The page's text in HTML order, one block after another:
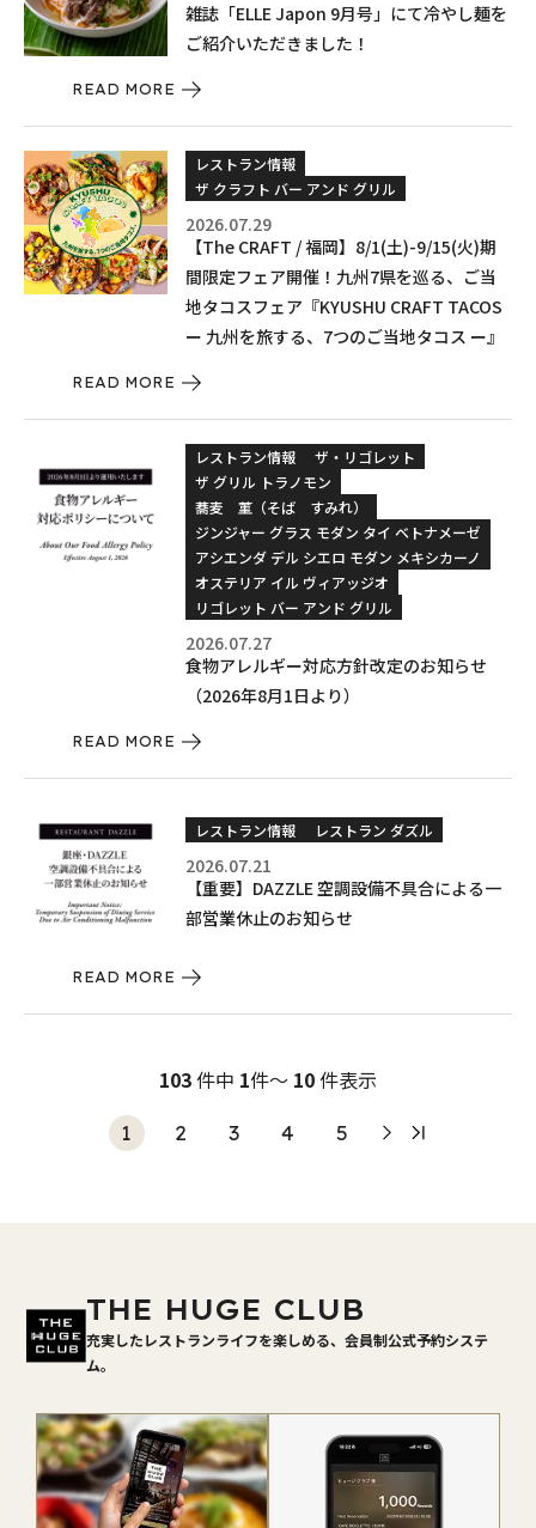
雑誌「ELLE Japon 9月号」にて冷やし麺を
ご紹介いただきました！
READ MORE
レストラン情報
ザ クラフト バー アンド グリル
2026.07.29
【The CRAFT / 福岡】8/1(土)-9/15(火)期
間限定フェア開催！九州7県を巡る、ご当
地タコスフェア『KYUSHU CRAFT TACOS
ー 九州を旅する、7つのご当地タコス ー』
READ MORE
レストラン情報
ザ・リゴレット
ザ グリル トラノモン
蕎麦 菫（そば すみれ）
ジンジャー グラス モダン タイ ベトナメーゼ
アシエンダ デル シエロ モダン メキシカーノ
オステリア イル ヴィアッジオ
リゴレット バー アンド グリル
2026.07.27
食物アレルギー対応方針改定のお知らせ
（2026年8月1日より）
READ MORE
レストラン情報 レストラン ダズル
2026.07.21
【重要】DAZZLE 空調設備不具合による一
部営業休止のお知らせ
READ MORE
103件中 1件～ 10件表示
1 2 3 4 5
THE HUGE CLUB
充実したレストランライフを楽しめる、会員制公式予約システ
ム。